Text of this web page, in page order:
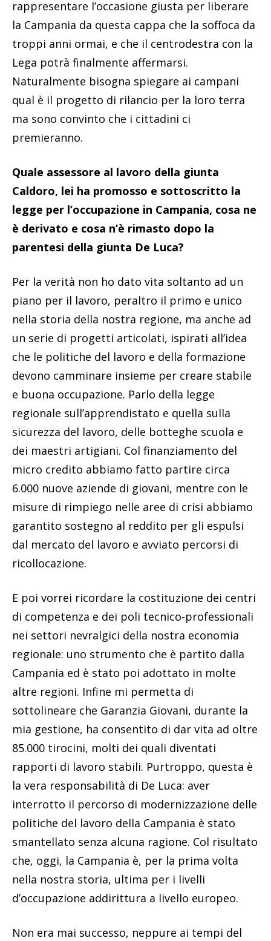
rappresentare l’occasione giusta per liberare
la Campania da questa cappa che la soffoca da
troppi anni ormai, e che il centrodestra con la
Lega potrà finalmente affermarsi.
Naturalmente bisogna spiegare ai campani
qual è il progetto di rilancio per la loro terra
ma sono convinto che i cittadini ci
premieranno.
Quale assessore al lavoro della giunta
Caldoro, lei ha promosso e sottoscritto la
legge per l’occupazione in Campania, cosa ne
è derivato e cosa n’è rimasto dopo la
parentesi della giunta De Luca?
Per la verità non ho dato vita soltanto ad un
piano per il lavoro, peraltro il primo e unico
nella storia della nostra regione, ma anche ad
un serie di progetti articolati, ispirati all’idea
che le politiche del lavoro e della formazione
devono camminare insieme per creare stabile
e buona occupazione. Parlo della legge
regionale sull’apprendistato e quella sulla
sicurezza del lavoro, delle botteghe scuola e
dei maestri artigiani. Col finanziamento del
micro credito abbiamo fatto partire circa
6.000 nuove aziende di giovani, mentre con le
misure di rimpiego nelle aree di crisi abbiamo
garantito sostegno al reddito per gli espulsi
dal mercato del lavoro e avviato percorsi di
ricollocazione.
E poi vorrei ricordare la costituzione dei centri
di competenza e dei poli tecnico-professionali
nei settori nevralgici della nostra economia
regionale: uno strumento che è partito dalla
Campania ed è stato poi adottato in molte
altre regioni. Infine mi permetta di
sottolineare che Garanzia Giovani, durante la
mia gestione, ha consentito di dar vita ad oltre
85.000 tirocini, molti dei quali diventati
rapporti di lavoro stabili. Purtroppo, questa è
la vera responsabilità di De Luca: aver
interrotto il percorso di modernizzazione delle
politiche del lavoro della Campania è stato
smantellato senza alcuna ragione. Col risultato
che, oggi, la Campania è, per la prima volta
nella nostra storia, ultima per i livelli
d’occupazione addirittura a livello europeo.
Non era mai successo, neppure ai tempi del